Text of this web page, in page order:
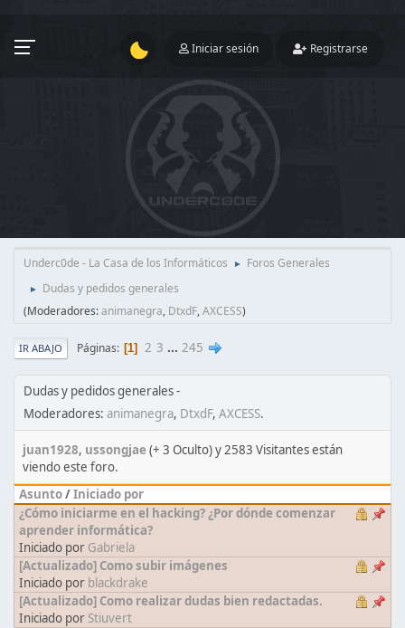
Iniciar sesión Registrarse
Underc0de - La Casa de los Informáticos ► Foros Generales
►
Dudas y pedidos generales
(Moderadores:animanegra, DtxdF,AXCESS)
IR ABAJO Páginas 1 2 3 ... 245
Dudas y pedidos generales
Moderadores: animanegra, DtxdF, AXCESS.
juan1928, ussongjae(+ 3 Oculto) y 2583 Visitantes están
viendo este foro.
Asunto/Iniciado por
¿Cómo iniciarme en el hacking? ¿Por dónde comenzar
aprender informática?
Iniciado por Gabriela
[Actualizado] Como subir imágenes
Iniciado por blackdrake
[Actualizado] Como realizar dudas bien redactadas.
Iniciado por Stiuvert